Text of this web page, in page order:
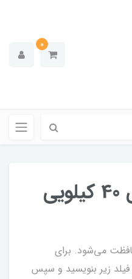
0
ترازو فروشگاهی 40 کیلویی
می‌شود. برای
زیر بنویسید و سپس